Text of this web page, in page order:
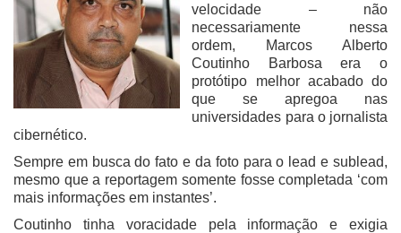
velocidade – não
necessariamente nessa
ordem, Marcos Alberto
Coutinho Barbosa era o
protótipo melhor acabado do
que se apregoa nas
universidades para o jornalista
cibernético.
Sempre em busca do fato e da foto para o lead e sublead,
mesmo que a reportagem somente fosse completada ‘com
mais informações em instantes’.
Coutinho tinha voracidade pela informação e exigia